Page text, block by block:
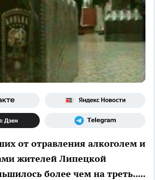
от отравления алкоголем и
жителей Липецкой
более чем на треть.....